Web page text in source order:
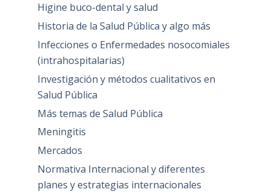
Higine buco-dental y salud
Historia de la Salud Pública y algo más
Infecciones o Enfermedades nosocomiales
(intrahospitalarias)
Investigación y métodos cualitativos en
Salud Pública
Más temas de Salud Pública
Meningitis
Mercados
Normativa Internacional y diferentes
planes y estrategias internacionales